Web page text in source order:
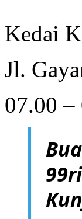
Kedai
Jl.
07.00